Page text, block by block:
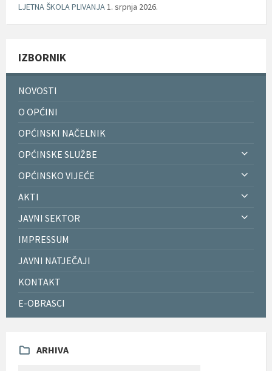
LJETNA ŠKOLA PLIVANJA1. srpnja 2026.
IZBORNIK
NOVOSTI
O OPĆINI
OPĆINSKI NAČELNIK
OPĆINSKE SLUŽBE
OPĆINSKO VIJEĆE
AKTI
JAVNI SEKTOR
IMPRESSUM
JAVNI NATJEČAJI
KONTAKT
E-OBRASCI
ARHIVA